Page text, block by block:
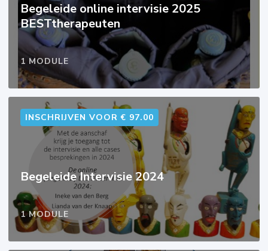
Begeleide online intervisie 2025
BESTtherapeuten
1 MODULE
INSCHRIJVEN VOOR € 97.00
Begeleide Intervisie 2024
1 MODULE